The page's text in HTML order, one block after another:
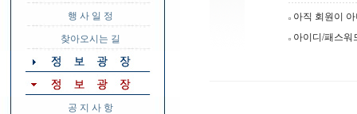
행 사 일 정
찾아오시는 길
공 지 사 항
아직 회원이
아이디/패스